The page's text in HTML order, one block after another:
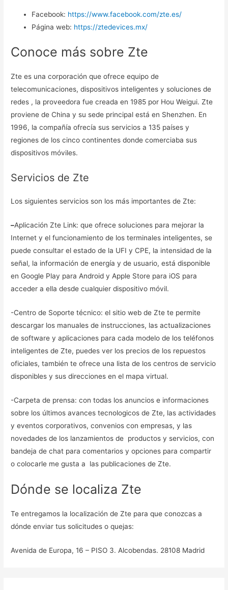
Facebook: https://www.facebook.com/zte.es/
Página web: https://ztedevices.mx/
Conoce más sobre Zte
Zte es una corporación que ofrece equipo de
telecomunicaciones, dispositivos inteligentes y soluciones de
redes , la proveedora fue creada en 1985 por Hou Weigui. Zte
proviene de China y su sede principal está en Shenzhen. En
1996, la compañía ofrecía sus servicios a 135 países y
regiones de los cinco continentes donde comerciaba sus
dispositivos móviles.
Servicios de Zte
Los siguientes servicios son los más importantes de Zte:
–Aplicación Zte Link: que ofrece soluciones para mejorar la
Internet y el funcionamiento de los terminales inteligentes, se
puede consultar el estado de la UFI y CPE, la intensidad de la
señal, la información de energía y de usuario, está disponible
en Google Play para Android y Apple Store para iOS para
acceder a ella desde cualquier dispositivo móvil.
-Centro de Soporte técnico: el sitio web de Zte te permite
descargar los manuales de instrucciones, las actualizaciones
de software y aplicaciones para cada modelo de los teléfonos
inteligentes de Zte, puedes ver los precios de los repuestos
oficiales, también te ofrece una lista de los centros de servicio
disponibles y sus direcciones en el mapa virtual.
-Carpeta de prensa: con todas los anuncios e informaciones
sobre los últimos avances tecnologicos de Zte, las actividades
y eventos corporativos, convenios con empresas, y las
novedades de los lanzamientos de productos y servicios, con
bandeja de chat para comentarios y opciones para compartir
o colocarle me gusta a las publicaciones de Zte.
Dónde se localiza Zte
Te entregamos la localización de Zte para que conozcas a
dónde enviar tus solicitudes o quejas:
Avenida de Europa, 16 – PISO 3. Alcobendas. 28108 Madrid